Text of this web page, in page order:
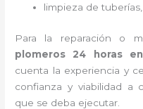
limpieza de
Para la reparación o
plomeros 24 horas
cuenta la experiencia y
confianza y viabilidad a
que se deba ejecutar.